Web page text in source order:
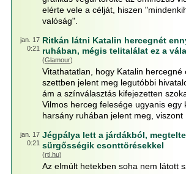
elérte vele a célját, hiszen
valóság".
jan. 17
0:21
Ritkán látni Katalin hercegnét
ruhában, mégis telitalálat ez a
(Glamour)
Vitathatatlan, hogy Katalin hercegné
szettben jelent meg legutóbbi
ám a színválasztás kifejezetten
Vilmos herceg felesége ugyanis egy
harsány ruhában jelent meg, viszont
jan. 17
0:21
Jégpálya lett a járdákból,
sürgősségik csonttörésekkel
(rtl.hu)
Az elmúlt hetekben soha nem látott